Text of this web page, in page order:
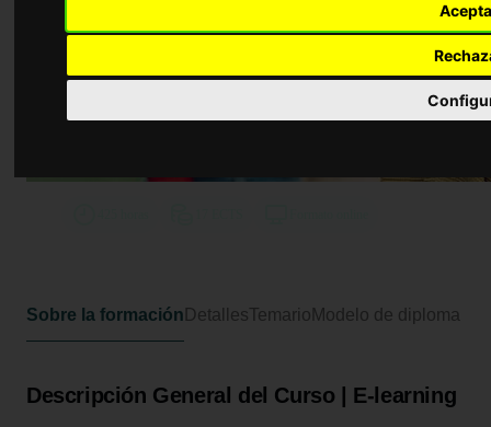
Promoción de Igualdad de Género
Sobre la formación DetallesTemario Modelo de diploma
Descripción General del Curso | E-learning